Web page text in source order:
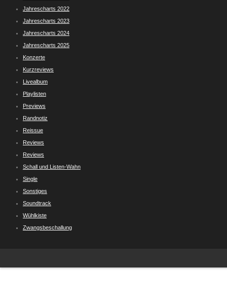
Jahrescharts 2022
Jahrescharts 2023
Jahrescharts 2024
Jahrescharts 2025
Konzerte
Kurzreviews
Livealbum
Playlisten
Previews
Randnotiz
Reissue
Reviews
Reviews
Schall und Listen-Wahn
Single
Sonstiges
Soundtrack
Wühlkiste
Zwangsbeschallung